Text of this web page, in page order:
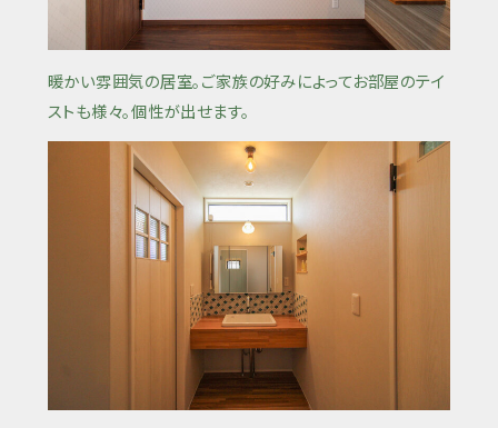
暖かい雰囲気の居室。ご家族の好みによってお部屋のテイ
ストも様々。個性が出せます。